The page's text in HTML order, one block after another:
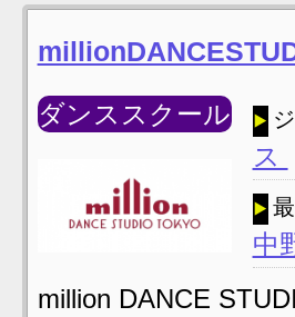
ダンススクール
ス
中
million DANCE